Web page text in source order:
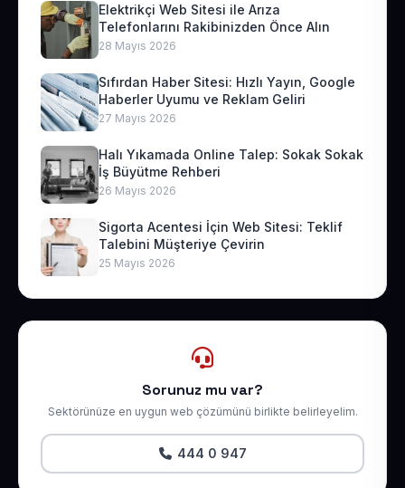
Elektrikçi Web Sitesi ile Arıza
Telefonlarını Rakibinizden Önce Alın
28 Mayıs 2026
Sıfırdan Haber Sitesi: Hızlı Yayın, Google
Haberler Uyumu ve Reklam Geliri
27 Mayıs 2026
Halı Yıkamada Online Talep: Sokak Sokak
İş Büyütme Rehberi
26 Mayıs 2026
Sigorta Acentesi İçin Web Sitesi: Teklif
Talebini Müşteriye Çevirin
25 Mayıs 2026
Sorunuz mu var?
Sektörünüze en uygun web çözümünü birlikte belirleyelim.
444 0 947